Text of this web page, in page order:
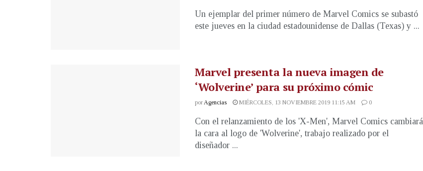
Un ejemplar del primer número de Marvel Comics se subastó
este jueves en la ciudad estadounidense de Dallas (Texas) y ...
Marvel presenta la nueva imagen de
‘Wolverine’ para su próximo cómic
por Agencias MIÉRCOLES, 13 NOVIEMBRE 2019 11:15 AM 0
Con el relanzamiento de los 'X-Men', Marvel Comics cambiará
la cara al logo de 'Wolverine', trabajo realizado por el
diseñador ...